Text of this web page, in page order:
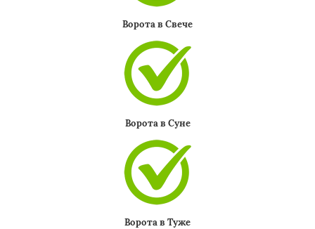
Ворота в Свече
Ворота в Суне
Ворота в Туже